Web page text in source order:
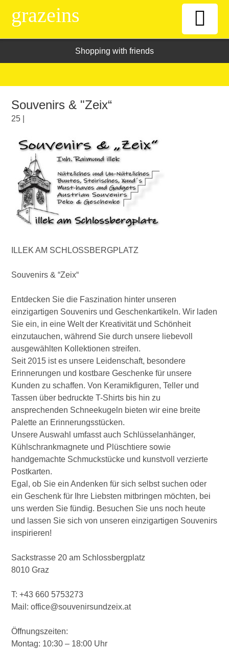
grazeins
Willkommen
Kiosk
News-Ticker
Frauen
Senioren
ÖAAB
WB B2B
Mitglied werden
Graz & Steiermark
Tipps
Gassenschaun
Gassenschaun 2019
Shopping with friends
Souvenirs & "Zeix“
25 |
ILLEK AM SCHLOSSBERGPLATZ
Souvenirs & “Zeix“
Entdecken Sie die Faszination hinter unseren
einzigartigen Souvenirs und Geschenkartikeln. Wir laden
Sie ein, in eine Welt der Kreativität und Schönheit
einzutauchen, während Sie durch unsere liebevoll
ausgewählten Kollektionen streifen.
Seit 2015 ist es unsere Leidenschaft, besondere
Erinnerungen und kostbare Geschenke für unsere
Kunden zu schaffen. Von Keramikfiguren, Teller und
Tassen über bedruckte T-Shirts bis hin zu
ansprechenden Schneekugeln bieten wir eine breite
Palette an Erinnerungsstücken.
Unsere Auswahl umfasst auch Schlüsselanhänger,
Kühlschrankmagnete und Plüschtiere sowie
handgemachte Schmuckstücke und kunstvoll verzierte
Postkarten.
Egal, ob Sie ein Andenken für sich selbst suchen oder
ein Geschenk für Ihre Liebsten mitbringen möchten, bei
uns werden Sie fündig. Besuchen Sie uns noch heute
und lassen Sie sich von unseren einzigartigen Souvenirs
inspirieren!
Sackstrasse 20 am Schlossbergplatz
8010 Graz
T: +43 660 5753273
Mail: office@souvenirsundzeix.at
Öffnungszeiten:
Montag: 10:30 – 18:00 Uhr